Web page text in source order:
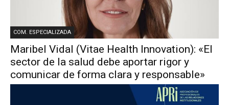
COM. ESPECIALIZADA
Maribel Vidal (Vitae Health Innovation): «El
sector de la salud debe aportar rigor y
comunicar de forma clara y responsable»